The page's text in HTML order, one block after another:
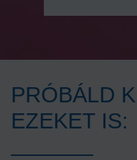
PRÓBÁLD
EZEKET IS: